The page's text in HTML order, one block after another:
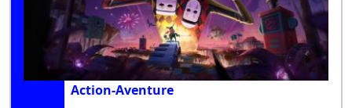
Action-Aventure